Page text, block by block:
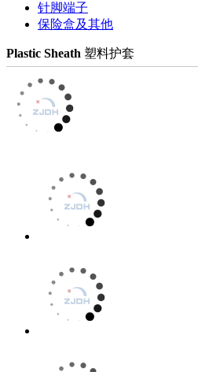
针脚端子
保险盒及其他
Plastic Sheath 塑料护套